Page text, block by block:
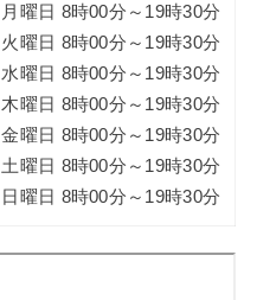
月曜日 8時00分～19時30分
火曜日 8時00分～19時30分
水曜日 8時00分～19時30分
木曜日 8時00分～19時30分
金曜日 8時00分～19時30分
土曜日 8時00分～19時30分
日曜日 8時00分～19時30分